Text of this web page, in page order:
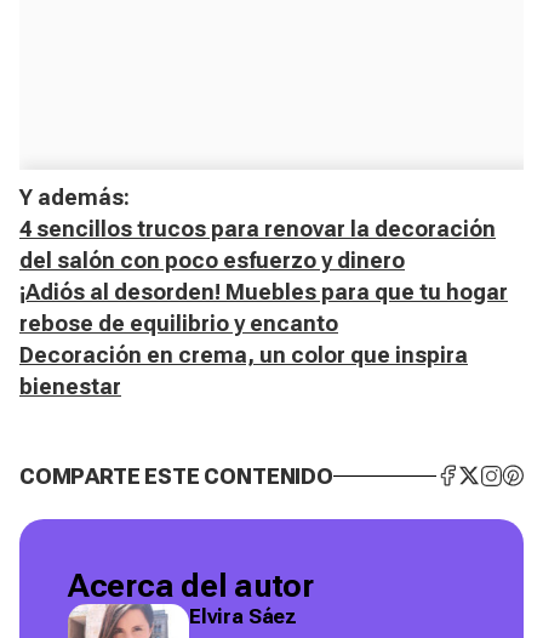
Y además:
4 sencillos trucos para renovar la decoración
del salón con poco esfuerzo y dinero
¡Adiós al desorden! Muebles para que tu hogar
rebose de equilibrio y encanto
Decoración en crema, un color que inspira
bienestar
COMPARTE ESTE CONTENIDO
Acerca del autor
Elvira Sáez